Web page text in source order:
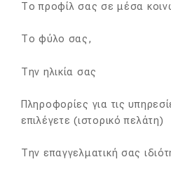
Το προφίλ σας σε μέσα
Το φύλο σας,
Την ηλικία σας
Πληροφορίες για τις
επιλέγετε (ιστορικό πελάτη)
Την επαγγελματική σας